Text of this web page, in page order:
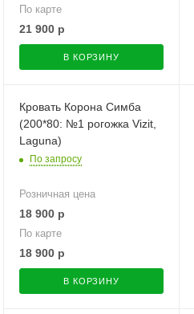
По карте
21 900 р
В КОРЗИНУ
Кровать Корона Симба
(200*80: №1 рогожка Vizit,
Laguna)
По запросу
Розничная цена
18 900 р
По карте
18 900 р
В КОРЗИНУ